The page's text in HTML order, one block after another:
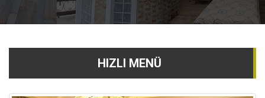
HIZLI MENÜ